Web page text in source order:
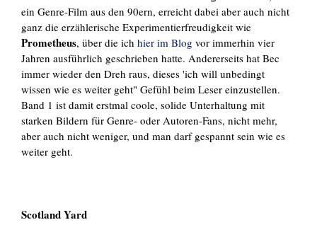
ein Genre-Film aus den 90ern, erreicht dabei aber auch nicht
ganz die erzählerische Experimentierfreudigkeit wie
Prometheus, über die ich hier im Blog vor immerhin vier
Jahren ausführlich geschrieben hatte. Andererseits hat Bec
immer wieder den Dreh raus, dieses 'ich will unbedingt
wissen wie es weiter geht" Gefühl beim Leser einzustellen.
Band 1 ist damit erstmal coole, solide Unterhaltung mit
starken Bildern für Genre- oder Autoren-Fans, nicht mehr,
aber auch nicht weniger, und man darf gespannt sein wie es
weiter geht.
Scotland Yard